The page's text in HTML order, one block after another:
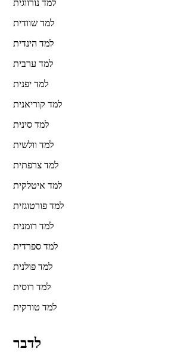
למד נורווגית
למד שוודית
למד הינדית
למד ערבית
למד יפנית
למד קוריאנית
למד סינית
למד וולשית
למד צרפתית
למד איטלקית
למד פורטוגזית
למד רומנית
למד ספרדית
למד פולנית
למד רוסית
למד טורקית
לדבר